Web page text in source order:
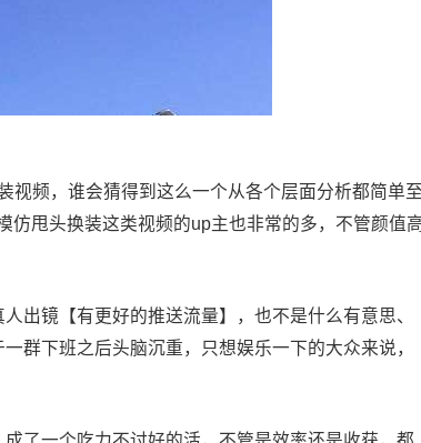
频，谁会猜得到这么一个从各个层面分析都简单
仿甩头换装这类视频的up主也非常的多，不管颜值
出镜【有更好的推送流量】，也不是什么有意思、
群下班之后头脑沉重，只想娱乐一下的大众来说，